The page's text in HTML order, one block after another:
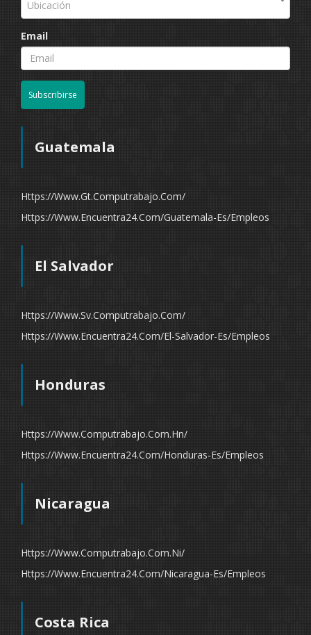
Ubicación
Email
Subscribirse
Guatemala
Https://www.gt.computrabajo.com/
Https://www.encuentra24.com/guatemala-Es/empleos
El Salvador
Https://www.sv.computrabajo.com/
Https://www.encuentra24.com/el-Salvador-Es/empleos
Honduras
Https://www.computrabajo.com.hn/
Https://www.encuentra24.com/honduras-Es/empleos
Nicaragua
Https://www.computrabajo.com.ni/
Https://www.encuentra24.com/nicaragua-Es/empleos
Costa Rica